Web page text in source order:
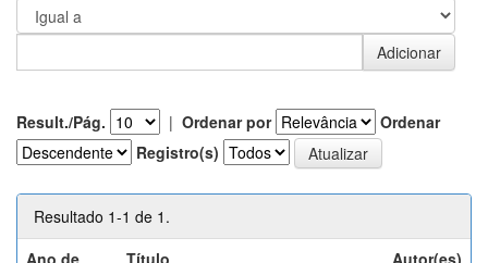
Result./Pág. | Ordenar por
Ordenar
Registro(s)
Resultado 1-1 de 1.
Ano de
Título Autor(es)